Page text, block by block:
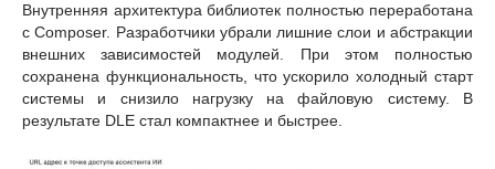
Внутренняя архитектура библиотек полностью переработана
с Composer. Разработчики убрали лишние слои и абстракции
внешних зависимостей модулей. При этом полностью
сохранена функциональность, что ускорило холодный старт
системы и снизило нагрузку на файловую систему. В
результате DLE стал компактнее и быстрее.